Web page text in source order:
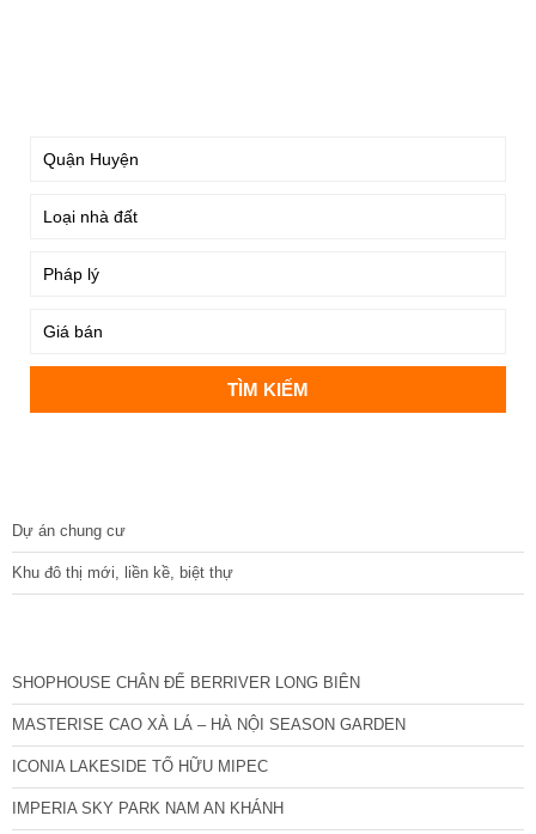
Dự án chung cư
Khu đô thị mới, liền kề, biệt thự
SHOPHOUSE CHÂN ĐẾ BERRIVER LONG BIÊN
MASTERISE CAO XÀ LÁ – HÀ NỘI SEASON GARDEN
ICONIA LAKESIDE TỐ HỮU MIPEC
IMPERIA SKY PARK NAM AN KHÁNH